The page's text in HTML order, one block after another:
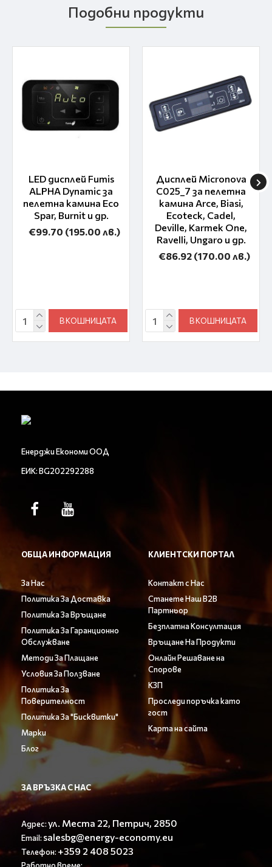
Подобни продукти
LED дисплей Fumis
ALPHA Dynamic за
пелетна камина Eco
Spar, Burnit и др.
€99.70 (195.00 лв.)
В КОШНИЦАТА
Дисплей Micronova
C025_7 за пелетна
камина Arce, Biasi,
Ecoteck, Cadel,
Deville, Karmek One,
Ravelli, Ungaro и др.
€86.92 (170.00 лв.)
В КОШНИЦАТА
Енерджи Економи ООД
ЕИК: BG202292288
ОБЩА ИНФОРМАЦИЯ
За Нас
Политика За Доставка
Политика За Връщане
Политика За Гаранционно
Обслужване
Методи За Плащане
Условия За Ползване
Политика За
Поверителност
Политика За "Бисквитки"
Марки
Блог
КЛИЕНТСКИ ПОРТАЛ
Контакт с Нас
Станете Наш B2B
Партньор
Безплатна Консултация
Връщане На Продукти
Онлайн Решаване на
Спорове
КЗП
Проследи поръчка като
гост
Карта на сайта
ЗА ВРЪЗКА С НАС
Адрес:ул. Места 22, Петрич, 2850
Email: salesbg@energy-economy.eu
Телефон: +359 2 408 5023